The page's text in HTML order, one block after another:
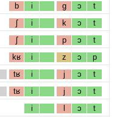
b i g ɔ t
ʃ i k ɔ t
ʃ i p ɔ t
kʁ i z ɔ p
tʁ i j ɔ t
tʁ i j ɔ t
i l ɔ t